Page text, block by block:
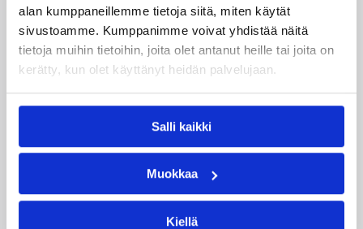
alan kumppaneillemme tietoja siitä, miten käytät
sivustoamme. Kumppanimme voivat yhdistää näitä
tietoja muihin tietoihin, joita olet antanut heille tai joita on
kerätty, kun olet käyttänyt heidän palvelujaan.
Salli kaikki
Muokkaa
Kiellä
Henkilöt
Monte Cummings
Petteri Koponen
Tomi Kaminen